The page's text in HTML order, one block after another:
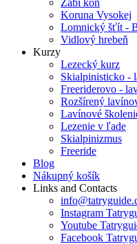
Žabí kôň
Koruna Vysokej
Lomnický šťít -
Vidlový hrebeň
Kurzy
Lezecký kurz
Skialpinisticko -
Freeriderovo -
Rozšírený
Lavínové
Lezenie v ľade
Skialpinizmus
Freeride
Blog
Nákupný košík
Links and Contacts
Instagram
Youtube
Facebook